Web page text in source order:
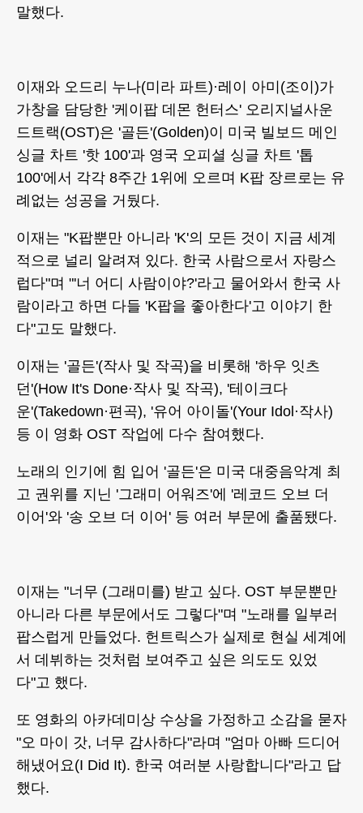
말했다.
이재와 오드리 누나(미라 파트)·레이 아미(조이)가
가창을 담당한 '케이팝 데몬 헌터스' 오리지널사운
드트랙(OST)은 '골든'(Golden)이 미국 빌보드 메인
싱글 차트 '핫 100'과 영국 오피셜 싱글 차트 '톱
100'에서 각각 8주간 1위에 오르며 K팝 장르로는 유
례없는 성공을 거뒀다.
이재는 "K팝뿐만 아니라 'K'의 모든 것이 지금 세계
적으로 널리 알려져 있다. 한국 사람으로서 자랑스
럽다"며 "'너 어디 사람이야?'라고 물어와서 한국 사
람이라고 하면 다들 'K팝을 좋아한다'고 이야기 한
다"고도 말했다.
이재는 '골든'(작사 및 작곡)을 비롯해 '하우 잇츠
던'(How It's Done·작사 및 작곡), '테이크다
운'(Takedown·편곡), '유어 아이돌'(Your Idol·작사)
등 이 영화 OST 작업에 다수 참여했다.
노래의 인기에 힘 입어 '골든'은 미국 대중음악계 최
고 권위를 지닌 '그래미 어워즈'에 '레코드 오브 더
이어'와 '송 오브 더 이어' 등 여러 부문에 출품됐다.
이재는 "너무 (그래미를) 받고 싶다. OST 부문뿐만
아니라 다른 부문에서도 그렇다"며 "노래를 일부러
팝스럽게 만들었다. 헌트릭스가 실제로 현실 세계에
서 데뷔하는 것처럼 보여주고 싶은 의도도 있었
다"고 했다.
또 영화의 아카데미상 수상을 가정하고 소감을 묻자
"오 마이 갓, 너무 감사하다"라며 "엄마 아빠 드디어
해냈어요(I Did It). 한국 여러분 사랑합니다"라고 답
했다.